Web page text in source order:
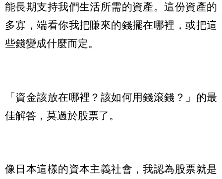
能長期支持我們生活所需的資產。這份資產的
多寡，端看你我把賺來的錢擺在哪裡，或把這
些錢變成什麼而定。
「資金該放在哪裡？該如何用錢滾錢？」的最
佳解答，莫過於股票了。
像日本這樣的資本主義社會，我認為股票就是